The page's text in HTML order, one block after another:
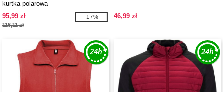
kurtka polarowa
95,99 zł
116,11 zł
-17% 46,99 zł